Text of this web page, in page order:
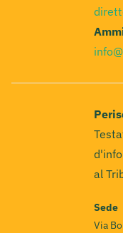
al
Sede
Via